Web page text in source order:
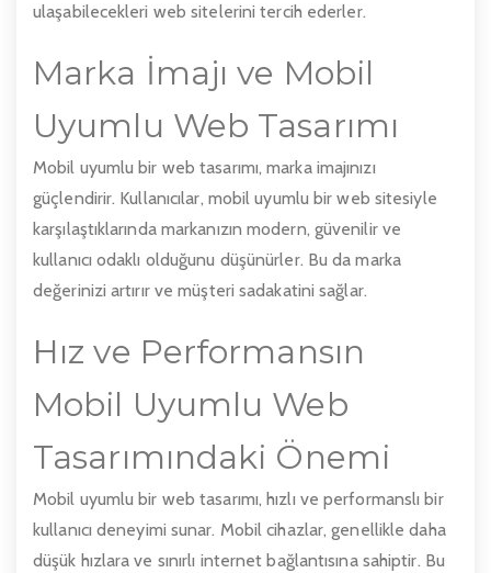
ulaşabilecekleri web sitelerini tercih ederler.
Marka İmajı ve Mobil
Uyumlu Web Tasarımı
Mobil uyumlu bir web tasarımı, marka imajınızı
güçlendirir. Kullanıcılar, mobil uyumlu bir web sitesiyle
karşılaştıklarında markanızın modern, güvenilir ve
kullanıcı odaklı olduğunu düşünürler. Bu da marka
değerinizi artırır ve müşteri sadakatini sağlar.
Hız ve Performansın
Mobil Uyumlu Web
Tasarımındaki Önemi
Mobil uyumlu bir web tasarımı, hızlı ve performanslı bir
kullanıcı deneyimi sunar. Mobil cihazlar, genellikle daha
düşük hızlara ve sınırlı internet bağlantısına sahiptir. Bu